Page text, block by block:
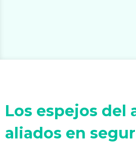
Los espejos del
aliados en